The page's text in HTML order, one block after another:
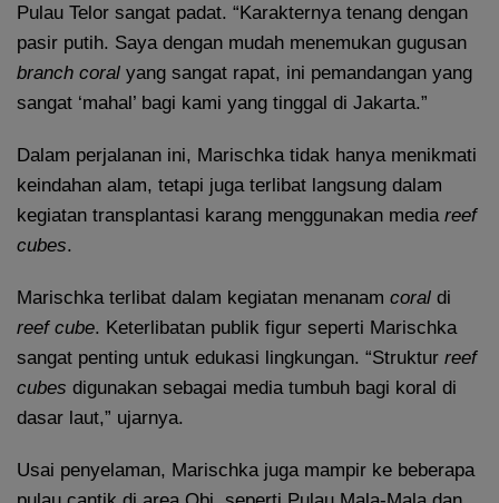
Pulau Telor sangat padat. “Karakternya tenang dengan
pasir putih. Saya dengan mudah menemukan gugusan
branch coral yang sangat rapat, ini pemandangan yang
sangat ‘mahal’ bagi kami yang tinggal di Jakarta.”
Dalam perjalanan ini, Marischka tidak hanya menikmati
keindahan alam, tetapi juga terlibat langsung dalam
kegiatan transplantasi karang menggunakan media reef
cubes.
Marischka terlibat dalam kegiatan menanam coral di
reef cube. Keterlibatan publik figur seperti Marischka
sangat penting untuk edukasi lingkungan. “Struktur reef
cubes digunakan sebagai media tumbuh bagi koral di
dasar laut,” ujarnya.
Usai penyelaman, Marischka juga mampir ke beberapa